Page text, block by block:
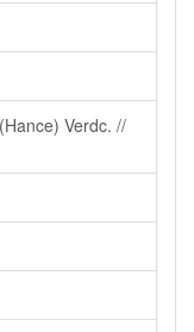
Verdc. //